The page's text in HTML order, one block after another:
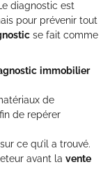
diagnostic est
pour prévenir tout
se fait comme
immobilier
de
de repérer
ce qu’il a trouvé.
avant la vente